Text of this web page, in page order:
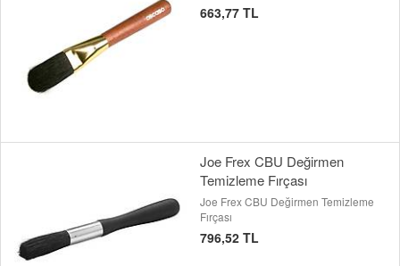
663,77 TL
Joe Frex CBU Değirmen
Temizleme Fırçası
Joe Frex CBU Değirmen Temizleme
Fırçası
796,52 TL